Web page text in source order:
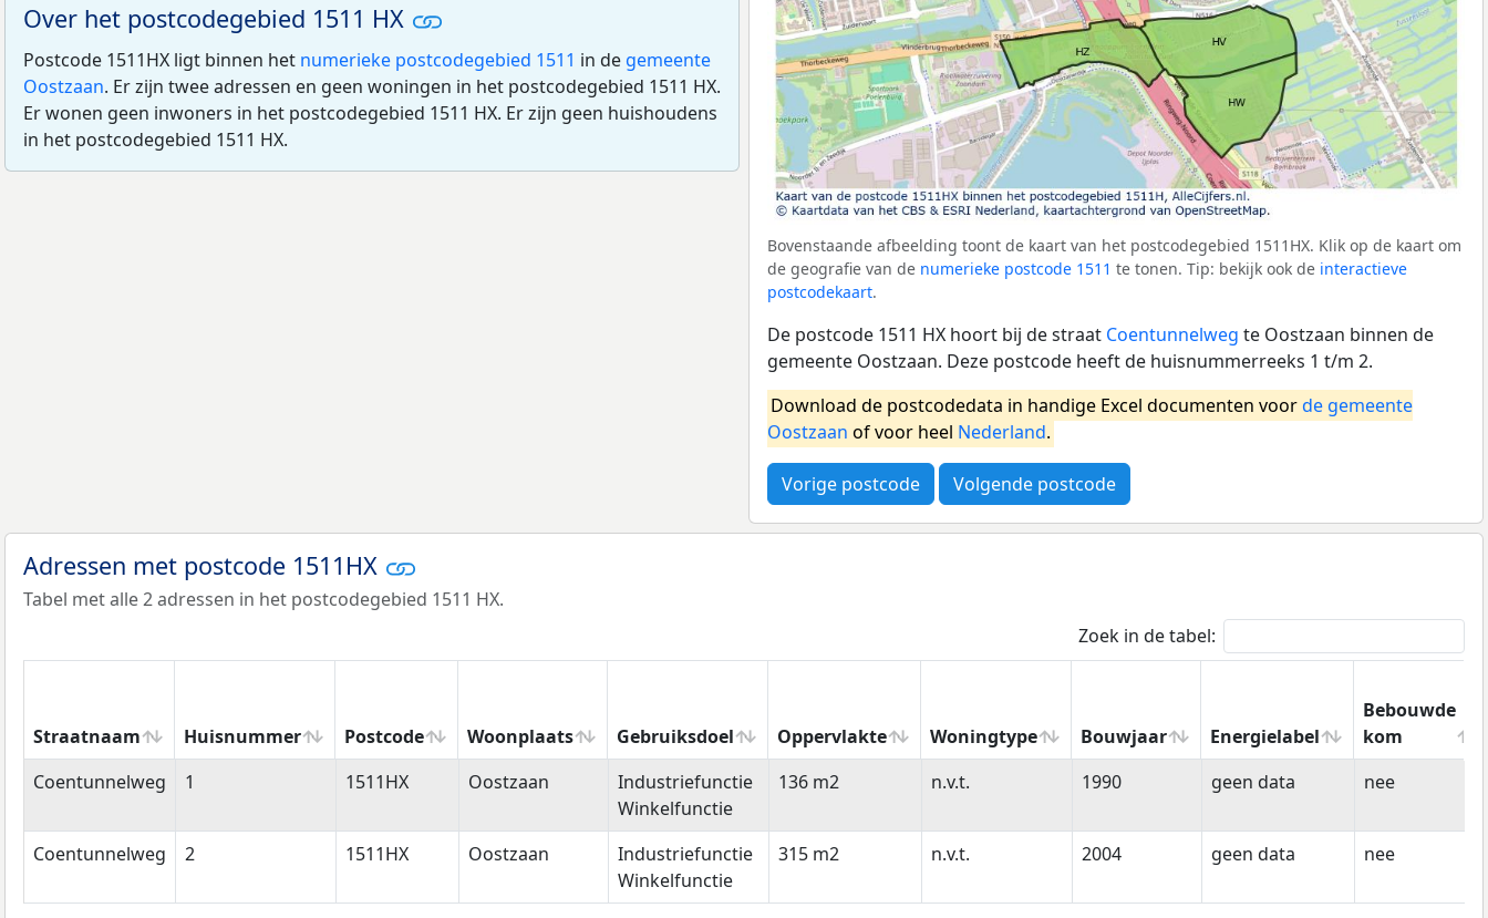
Over het postcodegebied 1511 HX
Postcode 1511HX ligt binnen het numerieke postcodegebied 1511 in de gemeente
Oostzaan. Er zijn twee adressen en geen woningen in het postcodegebied 1511 HX.
Er wonen geen inwoners in het postcodegebied 1511 HX. Er zijn geen huishoudens
in het postcodegebied 1511 HX.
Bovenstaande afbeelding toont de kaart van het postcodegebied 1511HX. Klik op de kaart om
de geografie van de numerieke postcode 1511 te tonen. Tip: bekijk ook de interactieve
postcodekaart.
De postcode 1511 HX hoort bij de straat Coentunnelweg te Oostzaan binnen de
gemeente Oostzaan. Deze postcode heeft de huisnummerreeks 1 t/m 2.
Download de postcodedata in handige Excel documenten voorde gemeente
Oostzaan of voor heel Nederland.
Vorige postcode Volgende postcode
Adressen met postcode 1511HX
Tabel met alle 2 adressen in het postcodegebied 1511 HX.
Zoek in de tabel:
Straatnaam Huisnummer Postcode Woonplaats Gebruiksdoel Oppervlakte Woningtype Bouwjaar Energielabel
Bebouwde
kom
Straatnaam
Huisnummer Postcode Woonplaats Gebruiksdoel Oppervlakte Woningtype Bouwjaar Energielabel
Bebouwde
Coentunnelweg 1 1511HX Oostzaan
Industriefunctie
Winkelfunctie
136 m2 n.v.t. 1990 geen data nee
Coentunnelweg 2 1511HX Oostzaan
Industriefunctie
Winkelfunctie
315 m2 n.v.t. 2004 geen data nee